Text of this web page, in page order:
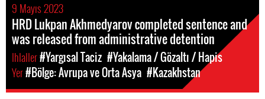
9 Mayıs 2023
HRD Lukpan Akhmedyarov completed sentence and
was released from administrative detention
Ihlaller#Yargısal Taciz #Yakalama / Gözaltı / Hapis
Yer#Bölge: Avrupa ve Orta Asya #Kazakhstan